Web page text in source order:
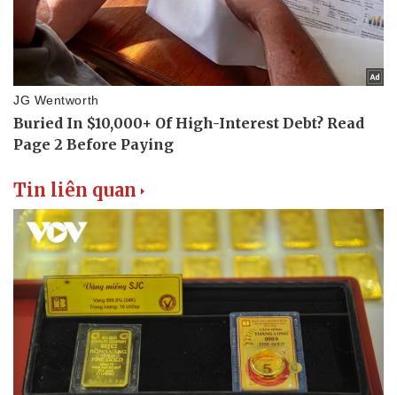
Tin liên quan